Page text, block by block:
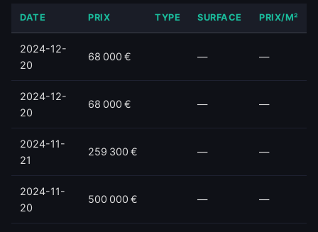
DATE PRIX TYPE SURFACE PRIX/M²
2024-12-
20
68 000 € — —
2024-12-
20
68 000 € — —
2024-11-
21
259 300 € — —
2024-11-
20
500 000 € — —